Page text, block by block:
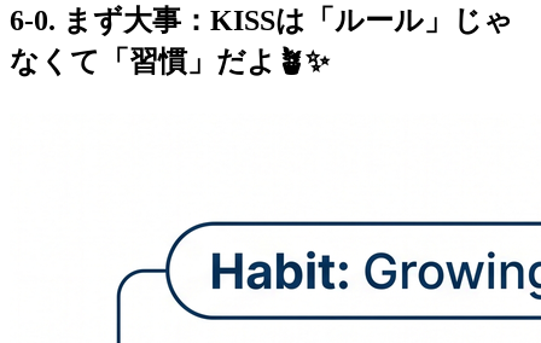
6-0. まず大事：KISSは「ルール」じゃ
なくて「習慣」だよ🪴✨